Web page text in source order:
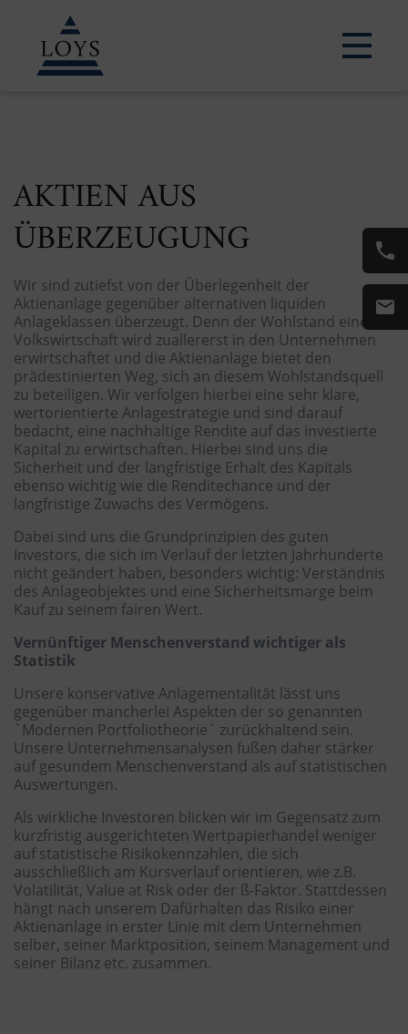
AKTIEN AUS
ÜBERZEUGUNG
Wir sind zutiefst von der Überlegenheit der
Aktienanlage gegenüber alternativen liquiden
Anlageklassen überzeugt. Denn der Wohlstand einer
Volkswirtschaft wird zuallererst in den Unternehmen
erwirtschaftet und die Aktienanlage bietet den
prädestinierten Weg, sich an diesem Wohlstandsquell
zu beteiligen. Wir verfolgen hierbei eine sehr klare,
wertorientierte Anlagestrategie und sind darauf
bedacht, eine nachhaltige Rendite auf das investierte
Kapital zu erwirtschaften. Hierbei sind uns die
Sicherheit und der langfristige Erhalt des Kapitals
ebenso wichtig wie die Renditechance und der
langfristige Zuwachs des Vermögens.
Dabei sind uns die Grundprinzipien des guten
Investors, die sich im Verlauf der letzten Jahrhunderte
nicht geändert haben, besonders wichtig: Verständnis
des Anlageobjektes und eine Sicherheitsmarge beim
Kauf zu seinem fairen Wert.
Vernünftiger Menschenverstand wichtiger als
Statistik
Unsere konservative Anlagementalität lässt uns
gegenüber mancherlei Aspekten der so genannten
`Modernen Portfoliotheorie` zurückhaltend sein.
Unsere Unternehmensanalysen fußen daher stärker
auf gesundem Menschenverstand als auf statistischen
Auswertungen.
Als wirkliche Investoren blicken wir im Gegensatz zum
kurzfristig ausgerichteten Wertpapierhandel weniger
auf statistische Risikokennzahlen, die sich
ausschließlich am Kursverlauf orientieren, wie z.B.
Volatilität, Value at Risk oder der ß-Faktor. Stattdessen
hängt nach unserem Dafürhalten das Risiko einer
Aktienanlage in erster Linie mit dem Unternehmen
selber, seiner Marktposition, seinem Management und
seiner Bilanz etc. zusammen.